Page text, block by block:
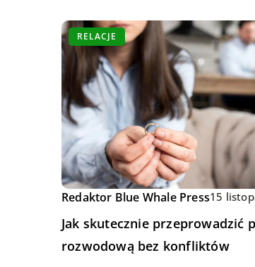
RELACJE
Redaktor Blue Whale Press15
Jak skutecznie przeprowadzić
rozwodową bez konfliktów